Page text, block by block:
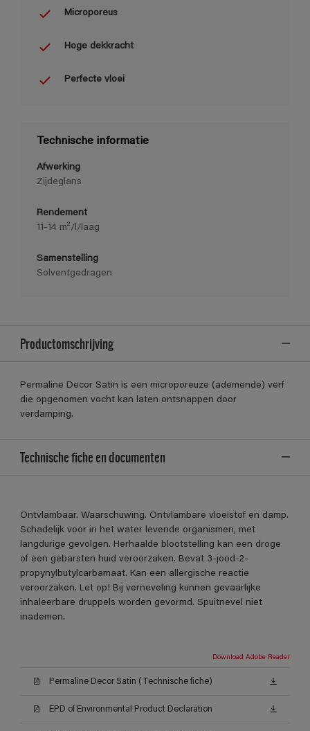
Microporeus
Hoge dekkracht
Perfecte vloei
Technische informatie
Afwerking
Zijdeglans
Rendement
11-14 m²/l/laag
Samenstelling
Solventgedragen
Productomschrijving
Permaline Decor Satin is een microporeuze (ademende) verf
die opgenomen vocht kan laten ontsnappen door
verdamping.
Technische fiche en documenten
Ontvlambaar. Waarschuwing. Ontvlambare vloeistof en damp.
Schadelijk voor in het water levende organismen, met
langdurige gevolgen. Herhaalde blootstelling kan een droge
of een gebarsten huid veroorzaken. Bevat 3-jood-2-
propynylbutylcarbamaat. Kan een allergische reactie
veroorzaken. Let op! Bij verneveling kunnen gevaarlijke
inhaleerbare druppels worden gevormd. Spuitnevel niet
inademen.
Download Adobe Reader
Permaline Decor Satin (Technische fiche)
EPD of Environmental Product Declaration